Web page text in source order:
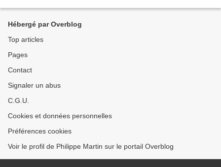
Hébergé par Overblog
Top articles
Pages
Contact
Signaler un abus
C.G.U.
Cookies et données personnelles
Préférences cookies
Voir le profil de Philippe Martin sur le portail Overblog